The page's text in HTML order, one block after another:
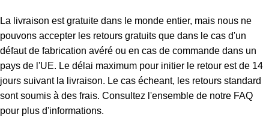
La livraison est gratuite dans le monde entier, mais nous ne
pouvons accepter les retours gratuits que dans le cas d'un
défaut de fabrication avéré ou en cas de commande dans un
pays de l'UE. Le délai maximum pour initier le retour est de 14
jours suivant la livraison. Le cas écheant, les retours standard
sont soumis à des frais. Consultez l'ensemble de notre FAQ
pour plus d'informations.